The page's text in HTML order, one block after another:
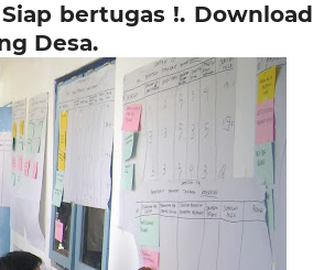
bertugas !. Download
Desa.